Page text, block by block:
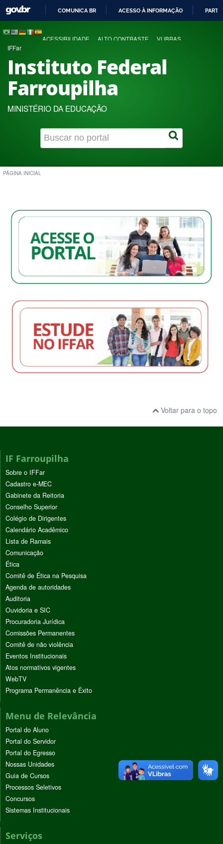
COMUNICA BR ACESSO À INFORMAÇÃO
ACESSIBILIDADE ALTO CONTRASTE VLIBRAS
IFFar
Instituto Federal
Farroupilha
MINISTÉRIO DA EDUCAÇÃO
PÁGINA INICIAL
Voltar para o topo
IF Farroupilha
Sobre o IFFar
Cadastro e-MEC
Gabinete da Reitoria
Conselho Superior
Colégio de Dirigentes
Calendário Acadêmico
Lista de Ramais
Comunicação
Ética
Comitê de Ética na Pesquisa
Agenda de autoridades
Auditoria
Ouvidoria e SIC
Procuradoria Jurídica
Comissões Permanentes
Comitê de não violência
Eventos Institucionais
Atos normativos vigentes
WebTV
Programa Permanência e Êxito
Menu de Relevância
Portal do Aluno
Portal do Servidor
Portal do Egresso
Nossas Unidades
Guia de Cursos
Processos Seletivos
Concursos
Sistemas Institucionais
Serviços